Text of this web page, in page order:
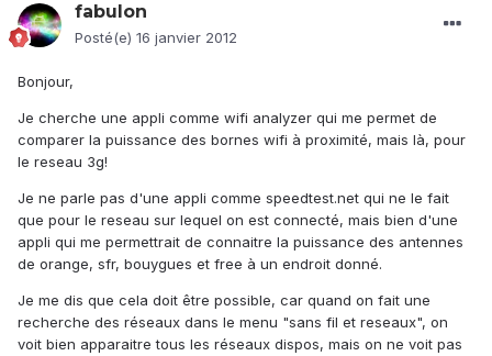
fabulon
Posté(e) 16 janvier 2012
Bonjour,
Je cherche une appli comme wifi analyzer qui me permet de
comparer la puissance des bornes wifi à proximité, mais là, pour
le reseau 3g!
Je ne parle pas d'une appli comme speedtest.net qui ne le fait
que pour le reseau sur lequel on est connecté, mais bien d'une
appli qui me permettrait de connaitre la puissance des antennes
de orange, sfr, bouygues et free à un endroit donné.
Je me dis que cela doit être possible, car quand on fait une
recherche des réseaux dans le menu "sans fil et reseaux", on
voit bien apparaitre tous les réseaux dispos, mais on ne voit pas